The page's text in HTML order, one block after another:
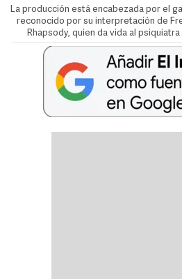
La producción está encabezada por el
reconocido por su interpretación de
Rhapsody, quien da vida al